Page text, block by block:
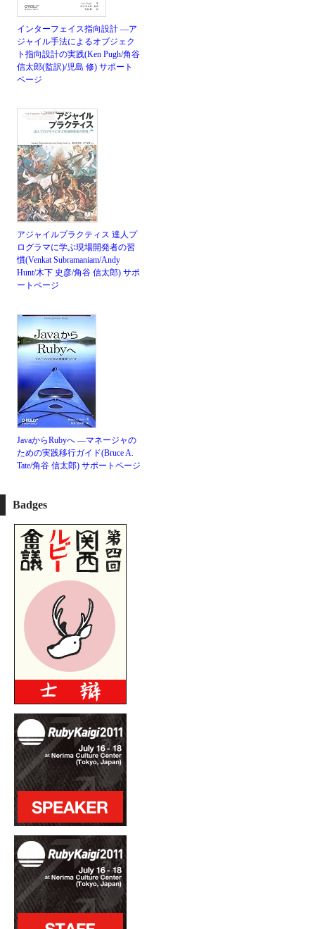
インターフェイス指向設計 ―ア
ジャイル手法によるオブジェク
ト指向設計の実践(Ken Pugh/角谷
信太郎(監訳)/児島 修) サポート
ページ
アジャイルプラクティス 達人プ
ログラマに学ぶ現場開発者の習
慣(Venkat Subramaniam/Andy
Hunt/木下 史彦/角谷 信太郎) サポ
ートページ
JavaからRubyへ ―マネージャの
ための実践移行ガイド(Bruce A.
Tate/角谷 信太郎) サポートページ
Badges